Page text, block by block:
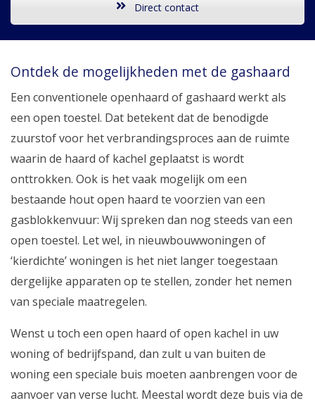
Direct contact
Ontdek de mogelijkheden met de gashaard
Een conventionele openhaard of gashaard werkt als
een open toestel. Dat betekent dat de benodigde
zuurstof voor het verbrandingsproces aan de ruimte
waarin de haard of kachel geplaatst is wordt
onttrokken. Ook is het vaak mogelijk om een
bestaande hout open haard te voorzien van een
gasblokkenvuur: Wij spreken dan nog steeds van een
open toestel. Let wel, in nieuwbouwwoningen of
‘kierdichte’ woningen is het niet langer toegestaan
dergelijke apparaten op te stellen, zonder het nemen
van speciale maatregelen.
Wenst u toch een open haard of open kachel in uw
woning of bedrijfspand, dan zult u van buiten de
woning een speciale buis moeten aanbrengen voor de
aanvoer van verse lucht. Meestal wordt deze buis via de